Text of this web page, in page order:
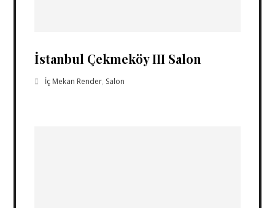
İstanbul Çekmeköy III Salon
İç Mekan Render, Salon